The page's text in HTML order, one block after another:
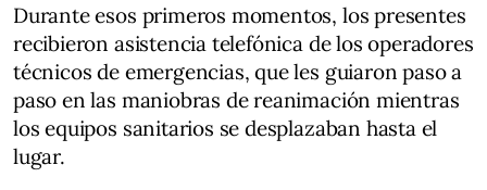
Durante esos primeros momentos, los presentes
recibieron asistencia telefónica de los operadores
técnicos de emergencias, que les guiaron paso a
paso en las maniobras de reanimación mientras
los equipos sanitarios se desplazaban hasta el
lugar.